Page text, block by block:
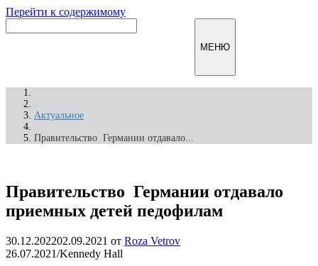
Перейти к содержимому
МЕНЮ
Актуальное
Правительство Германии отдавало...
Правительство Германии отдавало
приемных детей педофилам
30.12.202202.09.2021 от Roza Vetrov
26.07.2021/Kennedy Hall